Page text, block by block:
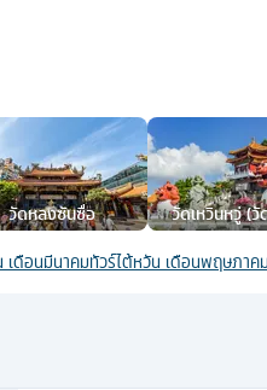
วัดหลงซันซื่อ วัดเหวินหวู่ (
เดือนมีนาคมทัวร์ไต้หวัน เดือนพฤษภาคม